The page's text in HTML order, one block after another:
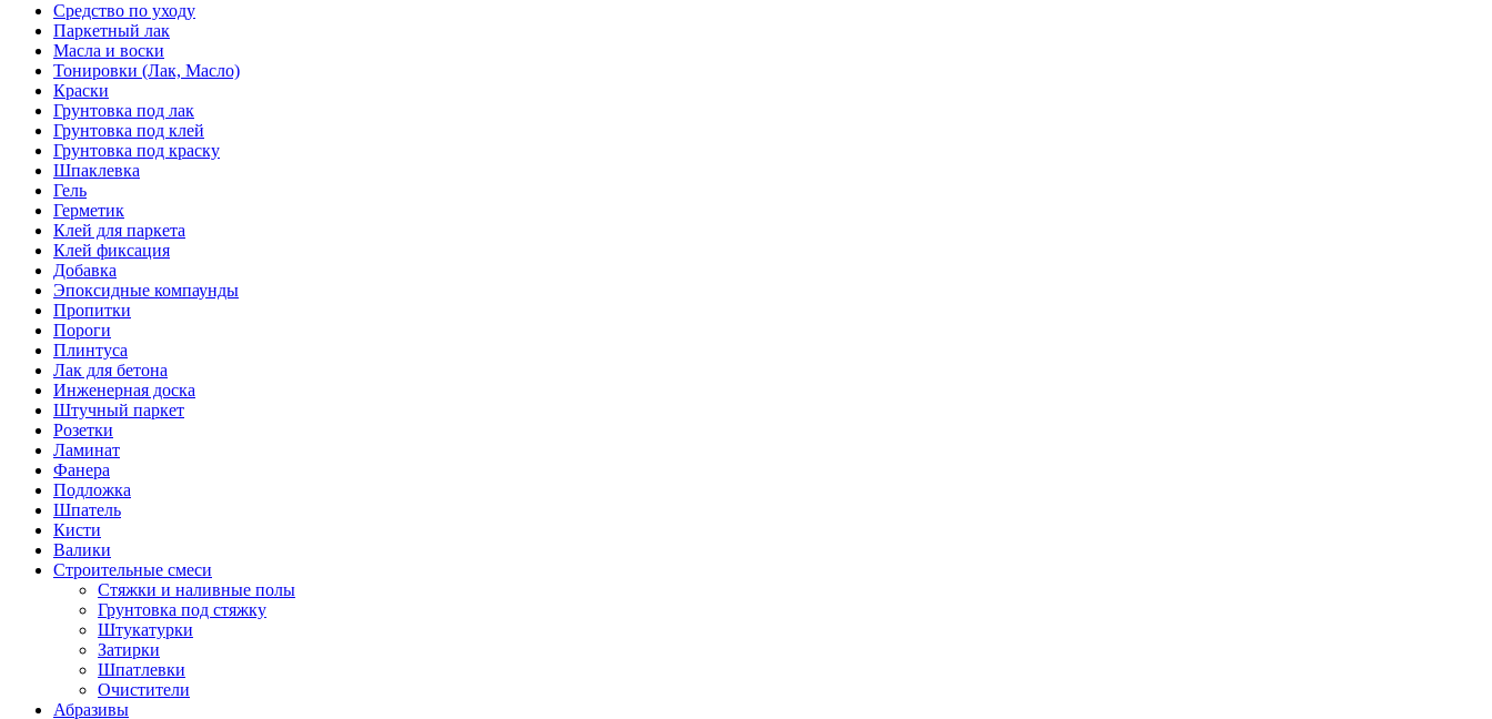
Средство по уходу
Паркетный лак
Масла и воски
Тонировки (Лак, Масло)
Краски
Грунтовка под лак
Грунтовка под клей
Грунтовка под краску
Шпаклевка
Гель
Герметик
Клей для паркета
Клей фиксация
Добавка
Эпоксидные компаунды
Пропитки
Пороги
Плинтуса
Лак для бетона
Инженерная доска
Штучный паркет
Розетки
Ламинат
Фанера
Подложка
Шпатель
Кисти
Валики
Строительные смеси
Стяжки и наливные полы
Грунтовка под стяжку
Штукатурки
Затирки
Шпатлевки
Очистители
Абразивы